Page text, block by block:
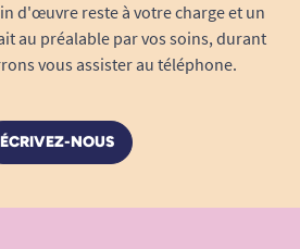
d'œuvre reste à votre charge et un
au préalable par vos soins, durant
vous assister au téléphone.
ÉCRIVEZ-NOUS